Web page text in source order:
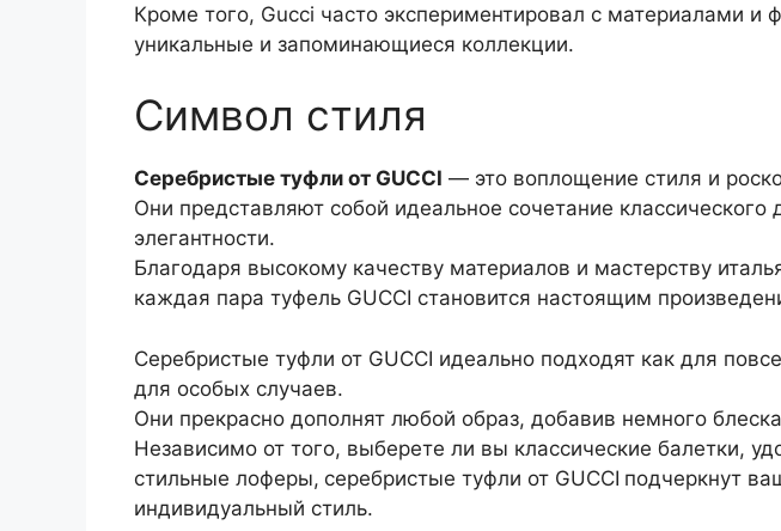
Кроме того, Gucci часто экспериментировал с материалами и
уникальные и запоминающиеся коллекции.
Символ стиля
Серебристые туфли от GUCCI — это воплощение стиля и
Они представляют собой идеальное сочетание классического
элегантности.
Благодаря высокому качеству материалов и мастерству
каждая пара туфель GUCCI становится настоящим
Серебристые туфли от GUCCI идеально подходят как для
для особых случаев.
Они прекрасно дополнят любой образ, добавив немного
Независимо от того, выберете ли вы классические балетки,
стильные лоферы, серебристые туфли от GUCCI подчеркнут
индивидуальный стиль.